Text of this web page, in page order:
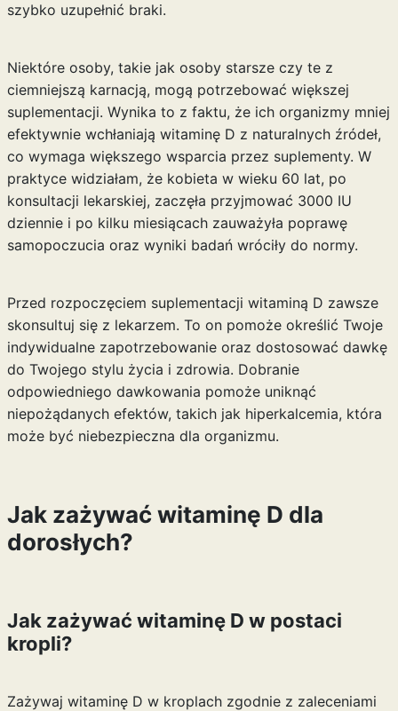
szybko uzupełnić braki.
Niektóre osoby, takie jak osoby starsze czy te z
ciemniejszą karnacją, mogą potrzebować większej
suplementacji. Wynika to z faktu, że ich organizmy mniej
efektywnie wchłaniają witaminę D z naturalnych źródeł,
co wymaga większego wsparcia przez suplementy. W
praktyce widziałam, że kobieta w wieku 60 lat, po
konsultacji lekarskiej, zaczęła przyjmować 3000 IU
dziennie i po kilku miesiącach zauważyła poprawę
samopoczucia oraz wyniki badań wróciły do normy.
Przed rozpoczęciem suplementacji witaminą D zawsze
skonsultuj się z lekarzem. To on pomoże określić Twoje
indywidualne zapotrzebowanie oraz dostosować dawkę
do Twojego stylu życia i zdrowia. Dobranie
odpowiedniego dawkowania pomoże uniknąć
niepożądanych efektów, takich jak hiperkalcemia, która
może być niebezpieczna dla organizmu.
Jak zażywać witaminę D dla
dorosłych?
Jak zażywać witaminę D w postaci
kropli?
Zażywaj witaminę D w kroplach zgodnie z zaleceniami